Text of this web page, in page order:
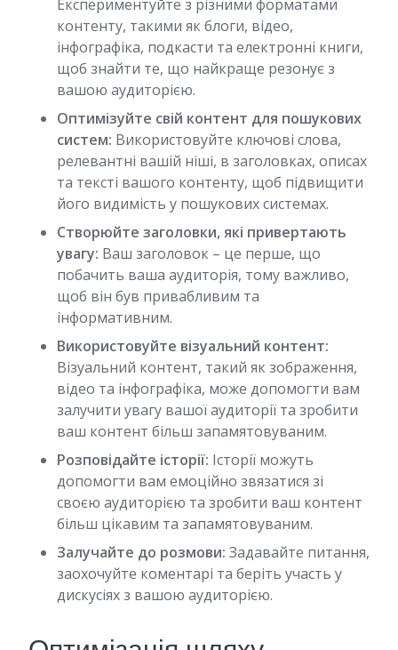
Експериментуйте з різними форматами
контенту, такими як блоги, відео,
інфографіка, подкасти та електронні книги,
щоб знайти те, що найкраще резонує з
вашою аудиторією.
Оптимізуйте свій контент для пошукових
систем: Використовуйте ключові слова,
релевантні вашій ніші, в заголовках, описах
та тексті вашого контенту, щоб підвищити
його видимість у пошукових системах.
Створюйте заголовки, які привертають
увагу: Ваш заголовок – це перше, що
побачить ваша аудиторія, тому важливо,
щоб він був привабливим та
інформативним.
Використовуйте візуальний контент:
Візуальний контент, такий як зображення,
відео та інфографіка, може допомогти вам
залучити увагу вашої аудиторії та зробити
ваш контент більш запамятовуваним.
Розповідайте історії: Історії можуть
допомогти вам емоційно звязатися зі
своєю аудиторією та зробити ваш контент
більш цікавим та запамятовуваним.
Залучайте до розмови: Задавайте питання,
заохочуйте коментарі та беріть участь у
дискусіях з вашою аудиторією.